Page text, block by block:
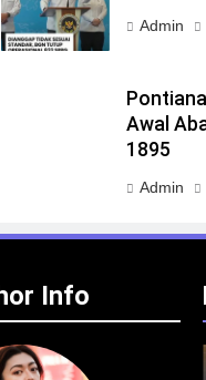
Admin
Awal
1895
Admin
Info